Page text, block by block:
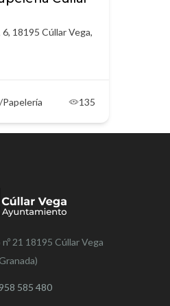
6, 18195 Cúllar Vega,
135
21 18195 Cúllar Vega
958 585 480